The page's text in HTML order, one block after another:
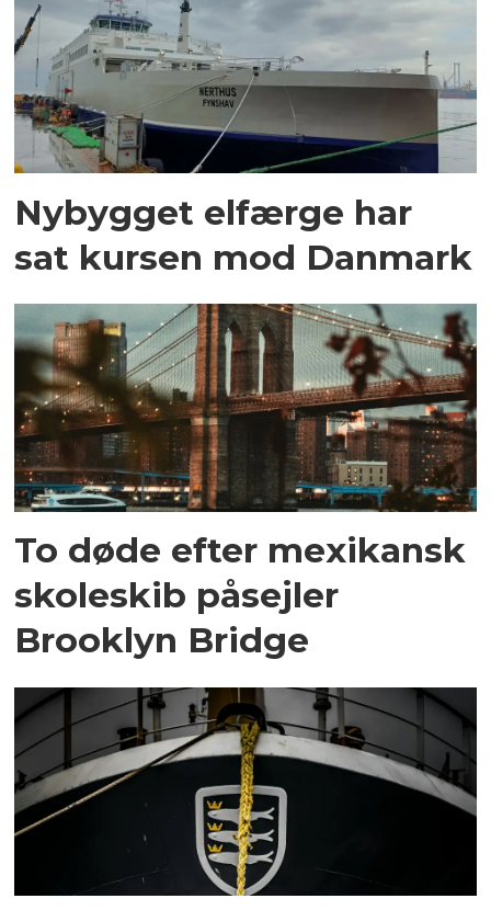
Nybygget elfærge har
sat kursen mod Danmark
To døde efter mexikansk
skoleskib påsejler
Brooklyn Bridge